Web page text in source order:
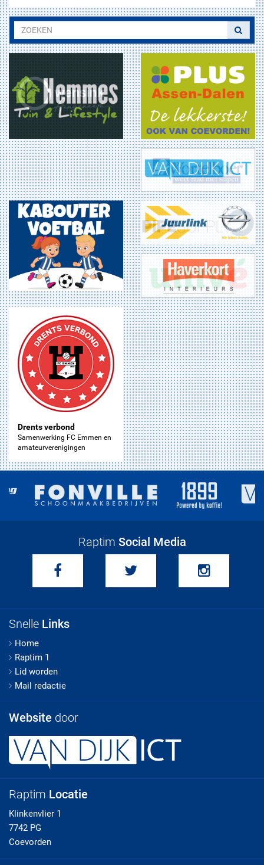
Drents verbond
Samenwerking FC Emmen en
amateurverenigingen
Raptim Social Media
Snelle Links
Home
Raptim 1
Lid worden
Mail redactie
Website door
Raptim Locatie
Klinkenvlier 1
7742 PG
Coevorden